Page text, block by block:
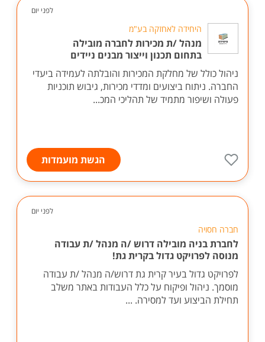
לפני יום
היחידה לאחזקה בע"מ
מנהל /ת מכירות לחברה מובילה
בתחום תכנון וייצור מבנים ניידים
ניהול כולל של מחלקת המכירות והובלתה לעמידה ביעדי
החברה. ניתוח ביצועים ומדדי מכירות, גיבוש תוכניות
פעולה ושיפור מתמיד של תהליכי המכ...
הגשת מועמדות
לפני יום
חברה חסויה
לחברת בניה מובילה דרוש /ה מנהל /ת עבודה
מנוסה לפרויקט גדול בקרית גת!
לפרויקט גדול בעיר קרית גת דרוש/ה מנהל /ת עבודה
מוסמך. ניהול ופיקוח על כלל העבודות באתר משלב
תחילת הביצוע ועד למסירה. ...